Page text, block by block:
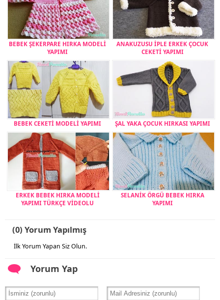
BEBEK ŞEKERPARE HIRKA MODELİ
YAPIMI
ANAKUZUSU İPLE ERKEK ÇOCUK
CEKETİ YAPIMI
BEBEK CEKETİ MODELİ YAPIMI ŞAL YAKA ÇOCUK HIRKASI YAPIMI
ERKEK BEBEK HIRKA MODELİ
YAPIMI TÜRKÇE VİDEOLU
SELANİK ÖRGÜ BEBEK HIRKA
YAPIMI
(0) Yorum Yapılmış
İlk Yorum Yapan Siz Olun.
Yorum Yap